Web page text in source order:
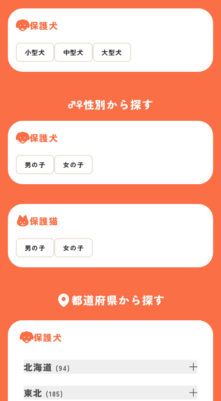
保護犬
小型犬 中型犬 大型犬
性別から探す
保護犬
男の子 女の子
保護猫
男の子 女の子
都道府県から探す
保護犬
北海道 (94)
東北 (185)